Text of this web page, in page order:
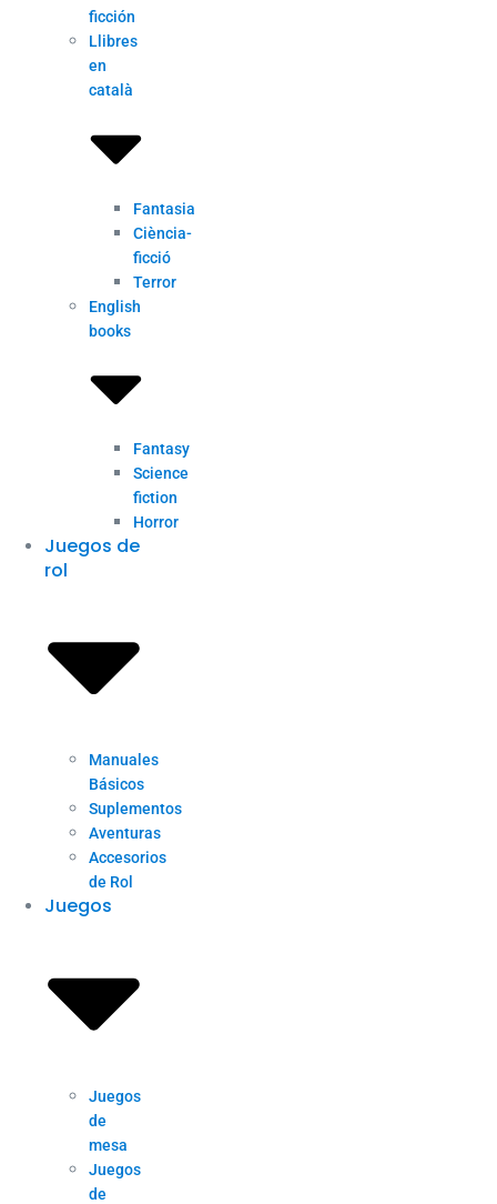
ficción
Llibres
en
català
Fantasia
Ciència-
ficció
Terror
English
books
Fantasy
Science
fiction
Horror
Juegos de
rol
Manuales
Básicos
Suplementos
Aventuras
Accesorios
de Rol
Juegos
Juegos
de
mesa
Juegos
de